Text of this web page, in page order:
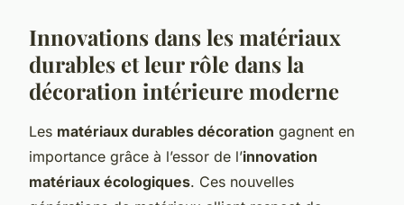
Innovations dans les matériaux
durables et leur rôle dans la
décoration intérieure moderne
Les matériaux durables décoration gagnent en
importance grâce à l’essor de l’innovation
matériaux écologiques. Ces nouvelles